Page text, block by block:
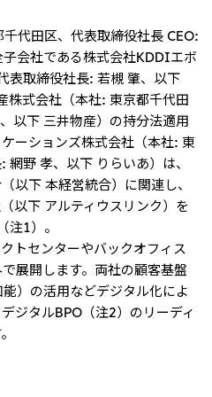
介映像
援について
告書
告書
LinkedInYoutube
代田区、代表取締役社長 CEO:
会社である株式会社KDDIエボ
表取締役社長: 若槻 肇、以下
株式会社（本社: 東京都千代田
以下 三井物産）の持分法適用
ーションズ株式会社（本社: 東
野 孝、以下 りらいあ）は、
以下 本経営統合）に関連し、
以下 アルティウスリンク）を
1）。
トセンターやバックオフィス
展開します。両社の顧客基盤
）の活用などデジタル化によ
ジタルBPO（注2）のリーディ